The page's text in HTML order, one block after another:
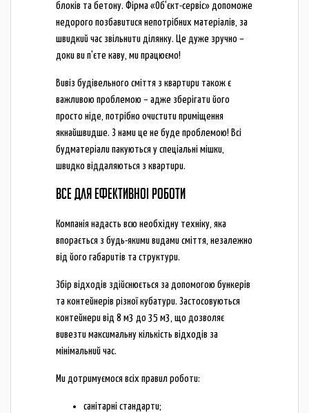
блоків та бетону. Фірма «Об'єкт-сервіс» допоможе
недорого позбавитися непотрібних матеріалів, за
швидкий час звільнити ділянку. Це дуже зручно –
доки ви п'єте каву, ми працюємо!
Вивіз будівельного сміття з квартири також є
важливою проблемою – адже зберігати його
просто ніде, потрібно очистити приміщення
якнайшвидше. З нами це не буде проблемою! Всі
будматеріали пакуються у спеціальні мішки,
швидко віддаляються з квартири.
ВСЕ ДЛЯ ЕФЕКТИВНОЇ РОБОТИ
Компанія надасть всю необхідну техніку, яка
впорається з будь-якими видами сміття, незалежно
від його габаритів та структури.
Збір відходів здійснюється за допомогою бункерів
та контейнерів різної кубатури. Застосовуються
контейнери від 8 м3 до 35 м3, що дозволяє
вивезти максимальну кількість відходів за
мінімальний час.
Ми дотримуємося всіх правил роботи:
санітарні стандарти;